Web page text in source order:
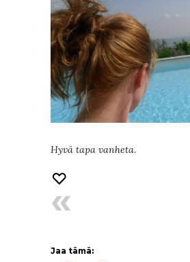
Hyvä tapa vanheta.
Jaa tämä: